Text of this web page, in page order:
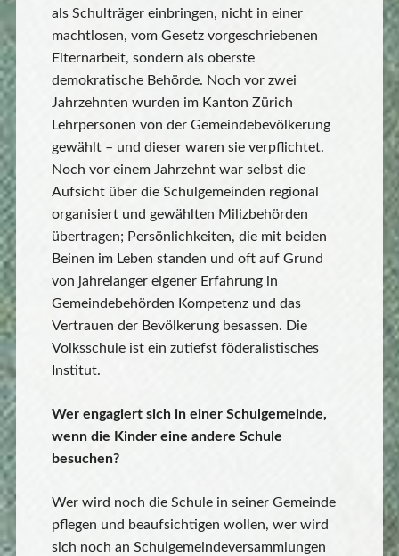
als Schulträger einbringen, nicht in einer
machtlosen, vom Gesetz vorgeschriebenen
Elternarbeit, sondern als oberste
demokratische Behörde. Noch vor zwei
Jahrzehnten wurden im Kanton Zürich
Lehrpersonen von der Gemeindebevölkerung
gewählt – und dieser waren sie verpflichtet.
Noch vor einem Jahrzehnt war selbst die
Aufsicht über die Schulgemeinden regional
organisiert und gewählten Milizbehörden
übertragen; Persönlichkeiten, die mit beiden
Beinen im Leben standen und oft auf Grund
von jahrelanger eigener Erfahrung in
Gemeindebehörden Kompetenz und das
Vertrauen der Bevölkerung besassen. Die
Volksschule ist ein zutiefst föderalistisches
Institut.
Wer engagiert sich in einer Schulgemeinde,
wenn die Kinder eine andere Schule
besuchen?
Wer wird noch die Schule in seiner Gemeinde
pflegen und beaufsichtigen wollen, wer wird
sich noch an Schulgemeindeversammlungen